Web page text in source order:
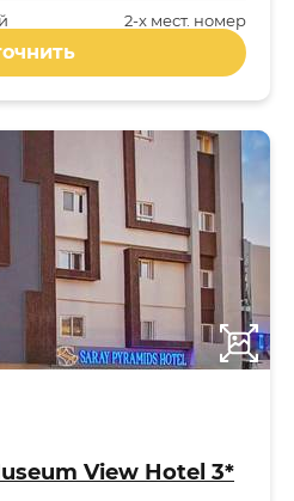
2-x мест. номер
View Hotel 3*